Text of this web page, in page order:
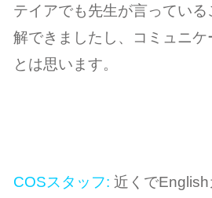
テイアでも先生が言ってい
解できましたし、コミュニ
とは思います。
COSスタッフ: 近くで